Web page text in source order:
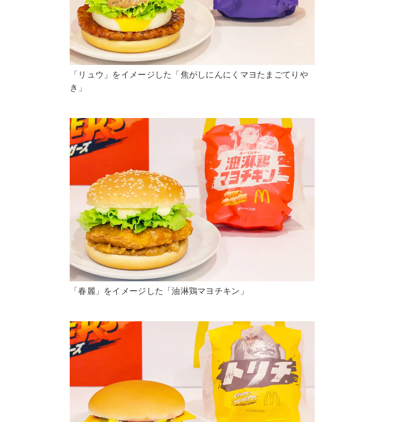
「リュウ」をイメージした「焦がしにんにくマヨたまごてりや
き」
「春麗」をイメージした「油淋鶏マヨチキン」